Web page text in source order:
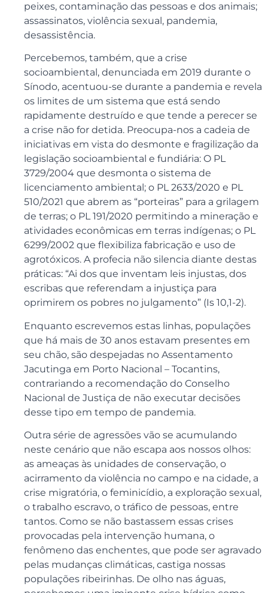
peixes, contaminação das pessoas e dos animais;
assassinatos, violência sexual, pandemia,
desassistência.
Percebemos, também, que a crise
socioambiental, denunciada em 2019 durante o
Sínodo, acentuou-se durante a pandemia e revela
os limites de um sistema que está sendo
rapidamente destruído e que tende a perecer se
a crise não for detida. Preocupa-nos a cadeia de
iniciativas em vista do desmonte e fragilização da
legislação socioambiental e fundiária: O PL
3729/2004 que desmonta o sistema de
licenciamento ambiental; o PL 2633/2020 e PL
510/2021 que abrem as “porteiras” para a grilagem
de terras; o PL 191/2020 permitindo a mineração e
atividades econômicas em terras indígenas; o PL
6299/2002 que flexibiliza fabricação e uso de
agrotóxicos. A profecia não silencia diante destas
práticas: “Ai dos que inventam leis injustas, dos
escribas que referendam a injustiça para
oprimirem os pobres no julgamento” (Is 10,1-2).
Enquanto escrevemos estas linhas, populações
que há mais de 30 anos estavam presentes em
seu chão, são despejadas no Assentamento
Jacutinga em Porto Nacional – Tocantins,
contrariando a recomendação do Conselho
Nacional de Justiça de não executar decisões
desse tipo em tempo de pandemia.
Outra série de agressões vão se acumulando
neste cenário que não escapa aos nossos olhos:
as ameaças às unidades de conservação, o
acirramento da violência no campo e na cidade, a
crise migratória, o feminicídio, a exploração sexual,
o trabalho escravo, o tráfico de pessoas, entre
tantos. Como se não bastassem essas crises
provocadas pela intervenção humana, o
fenômeno das enchentes, que pode ser agravado
pelas mudanças climáticas, castiga nossas
populações ribeirinhas. De olho nas águas,